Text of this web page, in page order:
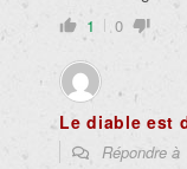
1 0
Le diable est
Répondre à